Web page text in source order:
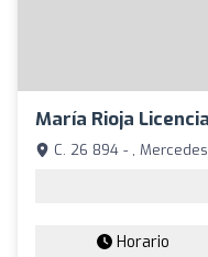
María Rioja
C. 26 894 - , Mercedes
Horario